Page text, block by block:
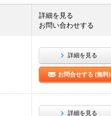
詳細を見る
お問い合わせする
詳細を見る
お問合せする (無料)
詳細を見る